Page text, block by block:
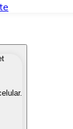
interesse de
moeda